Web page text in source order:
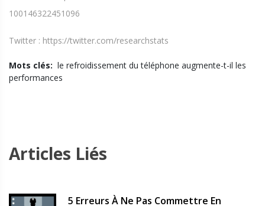
100146322451096
Twitter : https://twitter.com/researchstats
Mots clés: le refroidissement du téléphone augmente-t-il les
performances
Articles Liés
5 Erreurs À Ne Pas Commettre En